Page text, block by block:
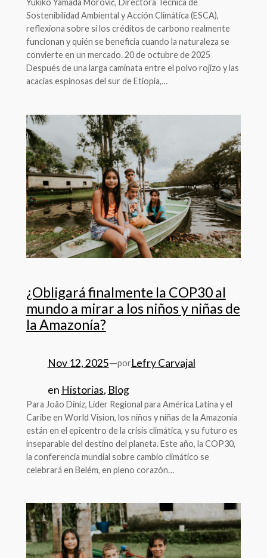
Yukiko Yamada Morović, Directora Técnica de
Sostenibilidad Ambiental y Acción Climática (ESCA),
reflexiona sobre si los créditos de carbono realmente
funcionan y quién se beneficia cuando la naturaleza se
convierte en un mercado. 20 de octubre de 2025
Después de una larga caminata entre el polvo rojizo y las
acacias espinosas del sur de Etiopía,…
¿Obligará finalmente la COP30 al
mundo a mirar a los niños y niñas de
la Amazonía?
Nov 12, 2025—porLefry Carvajal
en Historias, Blog
Para João Diniz, Líder Regional para América Latina y el
Caribe en World Vision, los niños y niñas de la Amazonía
están en el epicentro de la crisis climática, y su futuro es
inseparable del destino del planeta. Este año, la COP30,
la conferencia mundial sobre cambio climático se
celebrará en Belém, en pleno corazón…